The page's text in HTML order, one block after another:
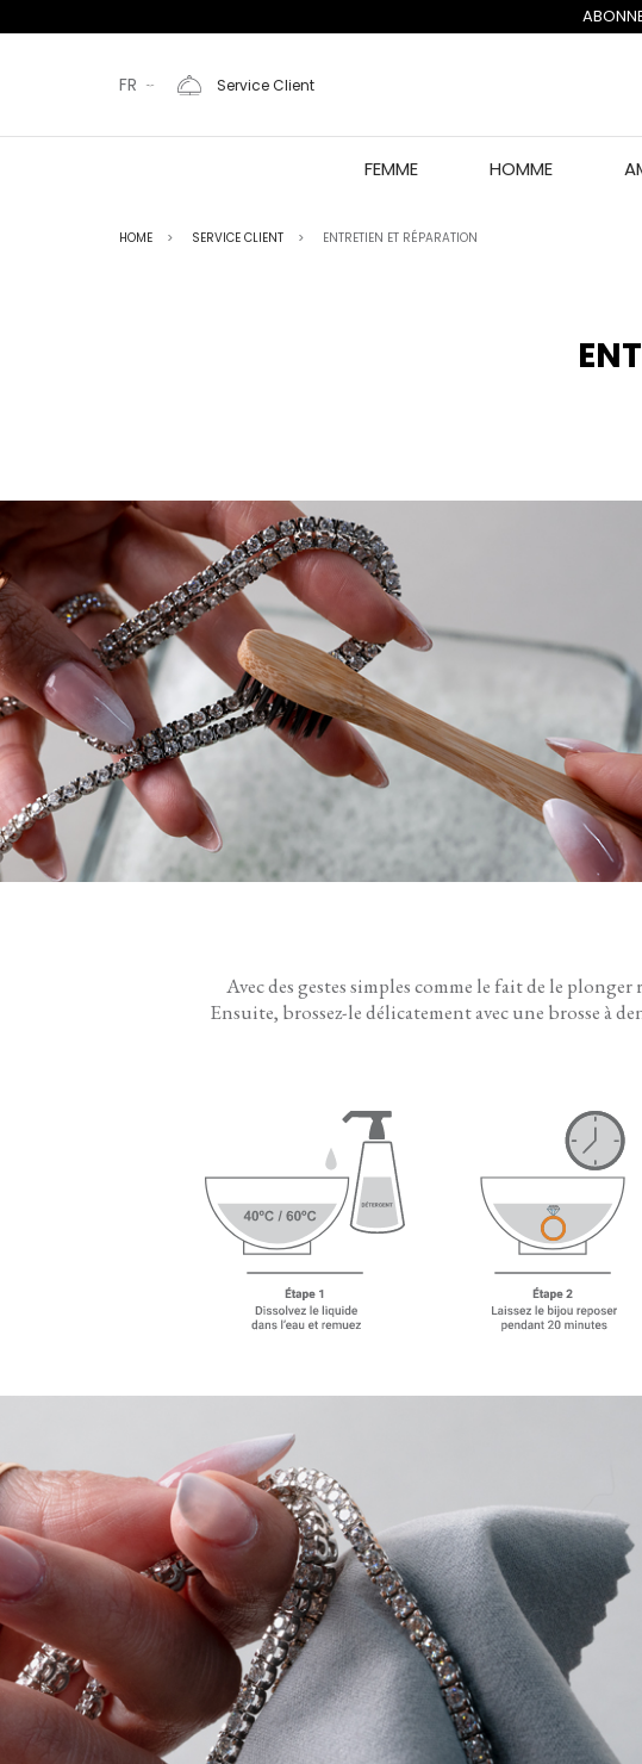
FR Service Client
FEMME HOMME
HOME SERVICE CLIENT ENTRETIEN ET RÉPARATION
Avec des gestes simples comme le fait de le
Ensuite, brossez-le délicatement avec une brosse à